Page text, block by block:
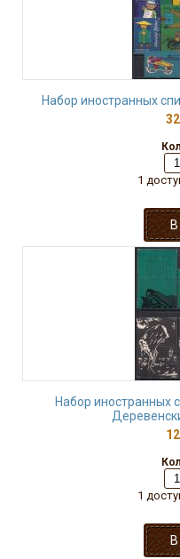
Набор иностранных
1
Набор иностранных
1